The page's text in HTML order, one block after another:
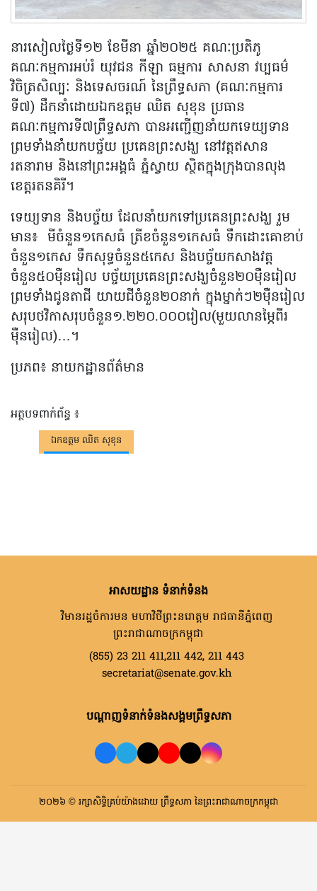
នារសៀលថ្ងៃទី១២ ខែមីនា ឆ្នាំ២០២៥ គណៈប្រតិភូ
គណៈកម្មការអប់រំ យុវជន កីឡា ធម្មការ សាសនា វប្បធម៌
វិចិត្រសិល្បៈ និងទេសចរណ៍ នៃព្រឹទ្ធសភា (គណៈកម្មការ
ទី៧) ដឹកនាំដោយឯកឧត្តម ឈិត សុខុន ប្រធាន
គណៈកម្មការទី៧ព្រឹទ្ធសភា បានអញ្ជើញនាំយកទេយ្យទាន
ព្រមទាំងនាំយកបច្ច័យ ប្រគេនព្រះសង្ឃ នៅវត្តឥសាន
រតនារាម និងនៅព្រះអង្គធំ ភ្នំស្វាយ ស្ថិតក្នុងក្រុងបានលុង
ខេត្តរតនគិរី។
ទេយ្យទាន និងបច្ច័យ ដែលនាំយកទៅប្រគេនព្រះសង្ឃ រួម
មាន៖ មីចំនួន១កេសធំ ត្រីខចំនួន១កេសធំ ទឹកដោះគោខាប់
ចំនួន១កេស ទឹកសុទ្ធចំនួន៥កេស និងបច្ច័យកសាងវត្ត
ចំនួន៥០ម៉ឺនរៀល បច្ច័យប្រគេនព្រះសង្ឃចំនួន២០ម៉ឺនរៀល
ព្រមទាំងជូនតាជី យាយជីចំនួន២០នាក់ ក្នុងម្នាក់ៗ២ម៉ឺនរៀល
សរុបថវិកាសរុបចំនួន១.២២០.០០០រៀល(មួយលានម្ភៃពីរ
ម៉ឺនរៀល)…។
ប្រភព៖ នាយកដ្ឋានព័ត៌មាន
អត្ថបទពាក់ព័ន្ធ ៖
ឯកឧត្តម ឈិត សុខុន
អាសយដ្ឋាន ទំនាក់ទំនង
វិមានរដ្ឋចំការមន មហាវិថីព្រះនរោត្តម រាជធានីភ្នំពេញ
ព្រះរាជាណាចក្រកម្ពុជា
(855) 23 211 411,211 442, 211 443
secretariat@senate.gov.kh
បណ្តាញទំនាក់ទំនងសង្គមព្រឹទ្ធសភា
២០២៦ © រក្សាសិទ្ធិគ្រប់យ៉ាងដោយ ព្រឹទ្ធសភា នៃព្រះរាជាណាចក្រកម្ពុជា